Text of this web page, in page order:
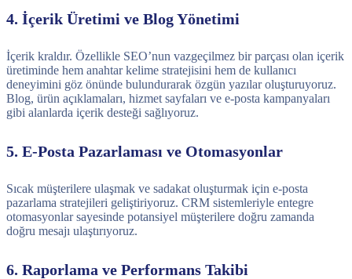
4. İçerik Üretimi ve Blog Yönetimi
İçerik kraldır. Özellikle SEO’nun vazgeçilmez bir parçası olan içerik
üretiminde hem anahtar kelime stratejisini hem de kullanıcı
deneyimini göz önünde bulundurarak özgün yazılar oluşturuyoruz.
Blog, ürün açıklamaları, hizmet sayfaları ve e-posta kampanyaları
gibi alanlarda içerik desteği sağlıyoruz.
5. E-Posta Pazarlaması ve Otomasyonlar
Sıcak müşterilere ulaşmak ve sadakat oluşturmak için e-posta
pazarlama stratejileri geliştiriyoruz. CRM sistemleriyle entegre
otomasyonlar sayesinde potansiyel müşterilere doğru zamanda
doğru mesajı ulaştırıyoruz.
6. Raporlama ve Performans Takibi